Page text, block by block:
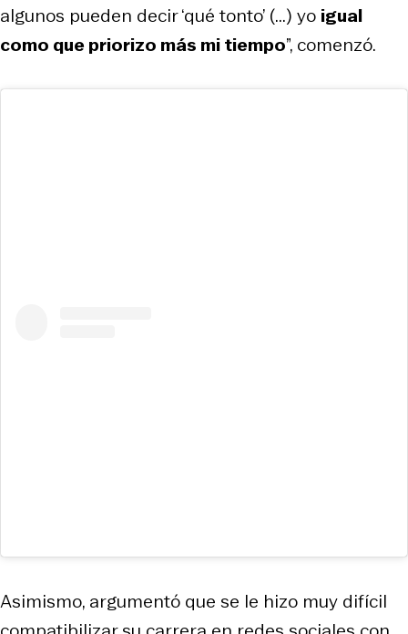
algunos pueden decir ‘qué tonto’ (...) yo igual
como que priorizo más mi tiempo”, comenzó.
Asimismo, argumentó que se le hizo muy difícil